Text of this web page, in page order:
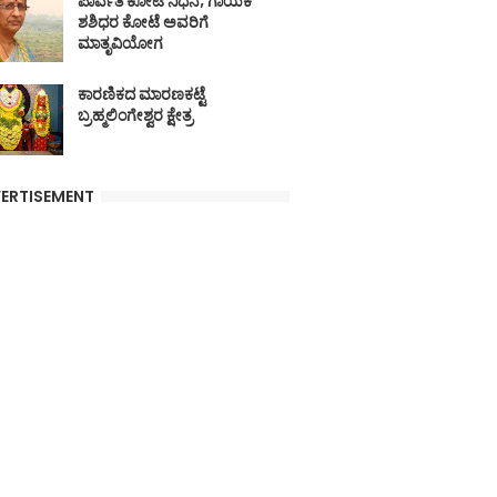
ಶಶಿಧರ ಕೋಟೆ ಅವರಿಗೆ
ಮಾತೃವಿಯೋಗ
ಕಾರಣಿಕದ ಮಾರಣಕಟ್ಟೆ
ಬ್ರಹ್ಮಲಿಂಗೇಶ್ವರ ಕ್ಷೇತ್ರ